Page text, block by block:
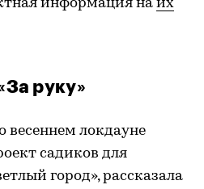
информация на их
руку»
весеннем локдауне
садиков для
город», рассказала